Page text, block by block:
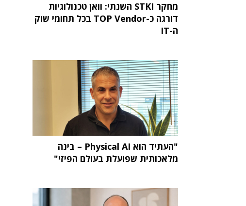
מחקר STKI השנתי: וואן טכנולוגיות
דורגה כ-TOP Vendor בכל תחומי שוק
ה-IT
"העתיד הוא Physical AI – בינה
מלאכותית שפועלת בעולם הפיזי"